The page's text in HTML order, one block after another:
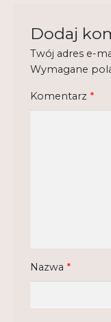
Shop
Test
Tutor na UPWr
Dodaj
Twój adres e-
Wymagane
Komentarz *
Nazwa *